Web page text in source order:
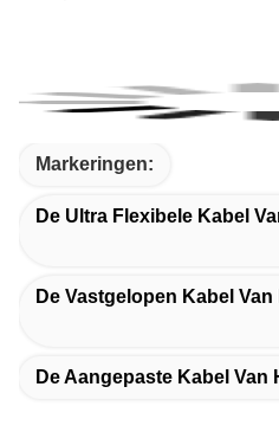
Markeringen:
De Ultra Flexibele Kabel
De Vastgelopen Kabel
De Aangepaste Kabel Van